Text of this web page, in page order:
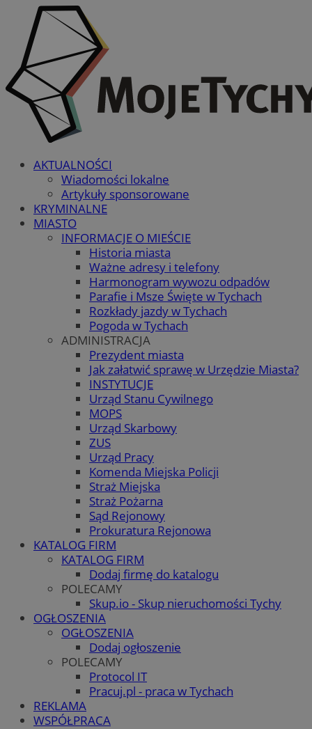
AKTUALNOŚCI
Wiadomości lokalne
Artykuły sponsorowane
KRYMINALNE
MIASTO
INFORMACJE O MIEŚCIE
Historia miasta
Ważne adresy i telefony
Harmonogram wywozu odpadów
Parafie i Msze Święte w Tychach
Rozkłady jazdy w Tychach
Pogoda w Tychach
ADMINISTRACJA
Prezydent miasta
Jak załatwić sprawę w Urzędzie Miasta?
INSTYTUCJE
Urząd Stanu Cywilnego
MOPS
Urząd Skarbowy
ZUS
Urząd Pracy
Komenda Miejska Policji
Straż Miejska
Straż Pożarna
Sąd Rejonowy
Prokuratura Rejonowa
KATALOG FIRM
KATALOG FIRM
Dodaj firmę do katalogu
POLECAMY
Skup.io - Skup nieruchomości Tychy
OGŁOSZENIA
OGŁOSZENIA
Dodaj ogłoszenie
POLECAMY
Protocol IT
Pracuj.pl - praca w Tychach
REKLAMA
WSPÓŁPRACA